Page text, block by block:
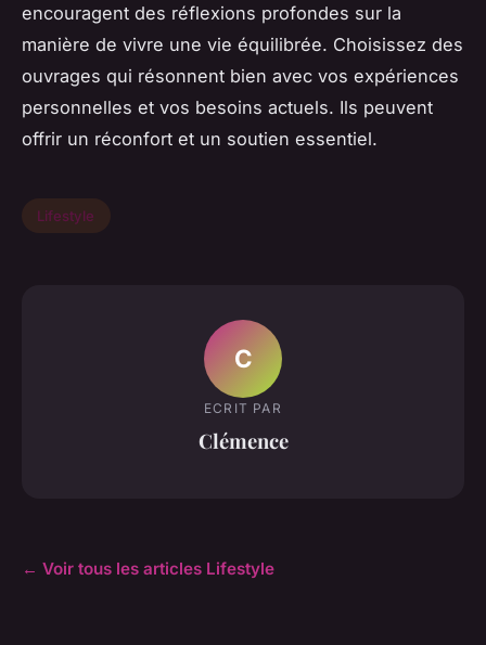
encouragent des réflexions profondes sur la
manière de vivre une vie équilibrée. Choisissez des
ouvrages qui résonnent bien avec vos expériences
personnelles et vos besoins actuels. Ils peuvent
offrir un réconfort et un soutien essentiel.
Lifestyle
C
ECRIT PAR
Clémence
← Voir tous les articles Lifestyle